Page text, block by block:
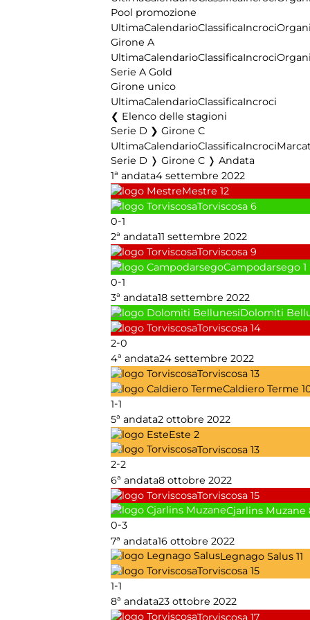
Pool promozione
UltimaCalendarioClassificaIncroci
Girone A
UltimaCalendarioClassificaIncroci
Serie A Gold
Girone unico
UltimaCalendarioClassificaIncroci
Elenco delle stagioni
Serie D ❯ Girone C
UltimaCalendarioClassificaIncroci
Serie D ❭ Girone C ❭ Andata
1ª andata4 settembre 2022
Mestre 12
Torviscosa 6
0-1
2ª andata11 settembre 2022
Torviscosa 9
Campodarsego 1
0-1
3ª andata18 settembre 2022
Dolomiti
Torviscosa 14
2-0
4ª andata24 settembre 2022
Torviscosa 13
Caldiero Terme
1-1
5ª andata2 ottobre 2022
Este 2
Torviscosa 13
2-2
6ª andata8 ottobre 2022
Torviscosa 15
Cjarlins Muzane
0-3
7ª andata16 ottobre 2022
Legnago Salus 11
Torviscosa 15
1-1
8ª andata23 ottobre 2022
Torviscosa 17